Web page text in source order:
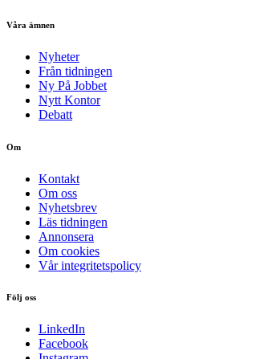
Våra ämnen
Nyheter
Från tidningen
Ny På Jobbet
Nytt Kontor
Debatt
Om
Kontakt
Om oss
Nyhetsbrev
Läs tidningen
Annonsera
Om cookies
Vår integritetspolicy
Följ oss
LinkedIn
Facebook